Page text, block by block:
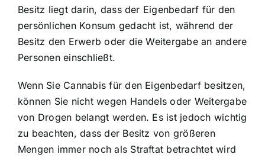
Besitz liegt darin, dass der Eigenbedarf für den
persönlichen Konsum gedacht ist, während der
Besitz den Erwerb oder die Weitergabe an andere
Personen einschließt.
Wenn Sie Cannabis für den Eigenbedarf besitzen,
können Sie nicht wegen Handels oder Weitergabe
von Drogen belangt werden. Es ist jedoch wichtig
zu beachten, dass der Besitz von größeren
Mengen immer noch als Straftat betrachtet wird